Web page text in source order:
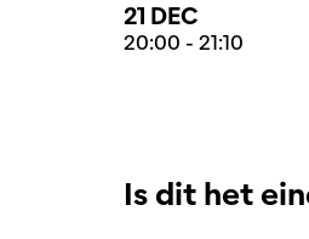
21 DEC
20:00 - 21:10
Is dit het